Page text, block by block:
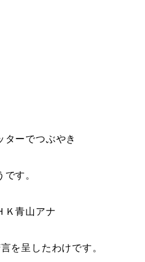
ターでつぶやき
す。
Ｋ青山アナ
を呈したわけです。